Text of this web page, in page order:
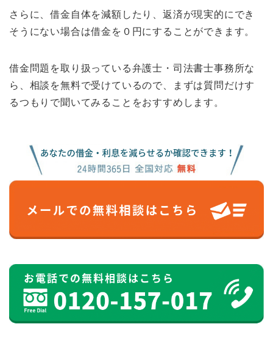
さらに、借金自体を減額したり、返済が現実的にでき
そうにない場合は借金を０円にすることができます。
借金問題を取り扱っている弁護士・司法書士事務所な
ら、相談を無料で受けているので、まずは質問だけす
るつもりで聞いてみることをおすすめします。